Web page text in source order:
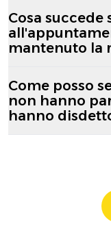
Cosa
mantenuto la
Come posso
non hanno
hanno